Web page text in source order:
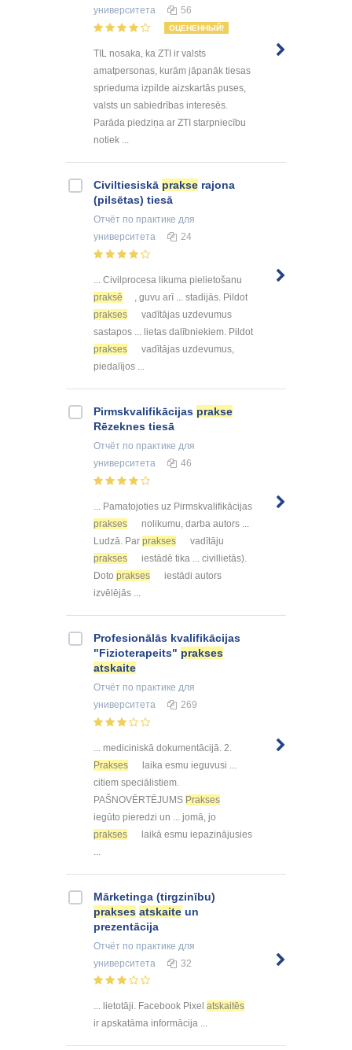
университета
56
ОЦЕНЕННЫЙ!
TIL nosaka, ka ZTI ir valsts
amatpersonas, kurām jāpanāk tiesas
sprieduma izpilde aizskartās puses,
valsts un sabiedrības interesēs.
Parāda piedziņa ar ZTI starpniecību
notiek ...
Civiltiesiskā prakse rajona
(pilsētas) tiesā
Отчёт по практике для
университета
24
... Civilprocesa likuma pielietošanu
praksē
, guvu arī ... stadijās. Pildot
prakses
vadītājas uzdevumus
sastapos ... lietas dalībniekiem. Pildot
prakses
vadītājas uzdevumus,
piedalījos ...
Pirmskvalifikācijas prakse
Rēzeknes tiesā
Отчёт по практике для
университета
46
... Pamatojoties uz Pirmskvalifikācijas
prakses
nolikumu, darba autors ...
Ludzā. Par prakses
vadītāju
prakses
iestādē tika ... civillietās).
Doto prakses
iestādi autors
izvēlējās ...
Profesionālās kvalifikācijas
"Fizioterapeits" prakses
atskaite
Отчёт по практике для
университета
269
... mediciniskā dokumentācijā. 2.
Prakses
laika esmu ieguvusi ...
citiem speciālistiem.
PAŠNOVĒRTĒJUMS Prakses
iegūto pieredzi un ... jomā, jo
prakses
laikā esmu iepazinājusies
Mārketinga (tirgzinību)
prakses atskaite un
prezentācija
Отчёт по практике для
университета
32
... lietotāji. Facebook Pixel atskaitēs
ir apskatāma informācija ...